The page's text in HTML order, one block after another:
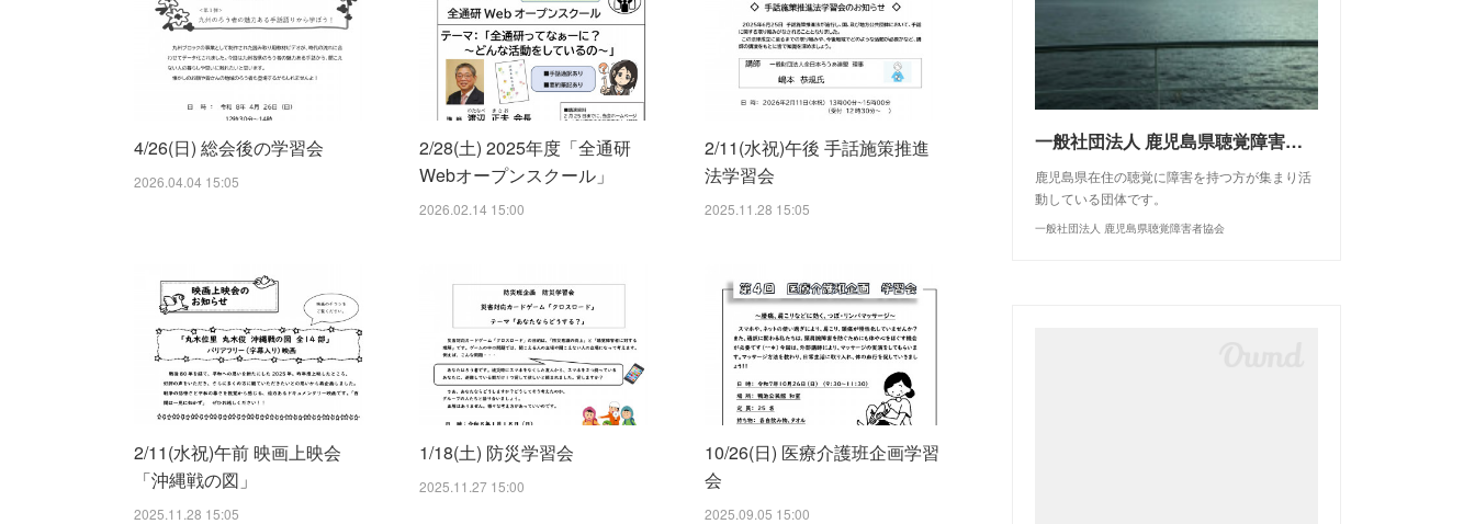
4/26(日) 総会後の学習会
2026.04.04 15:05
2/28(土) 2025年度「全通研
Webオープンスクール」
2026.02.14 15:00
2/11(水祝)午後 手話施策推進
法学習会
2025.11.28 15:05
2/11(水祝)午前 映画上映会
「沖縄戦の図」
2025.11.28 15:05
1/18(土) 防災学習会
2025.11.27 15:00
10/26(日) 医療介護班企画学習
会
2025.09.05 15:00
一般社団法人 鹿児島県聴覚障害者協会
鹿児島県在住の聴覚に障害を持つ方が集まり活
動している団体です。
一般社団法人 鹿児島県聴覚障害者協会